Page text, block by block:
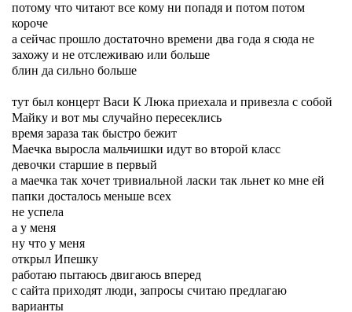
потому что читают все кому ни попадя и потом потом
короче
а сейчас прошло достаточно времени два года я сюда не
захожу и не отслеживаю или больше
блин да сильно больше
тут был концерт Васи К Люка приехала и привезла с собой
Майку и вот мы случайно пересеклись
время зараза так быстро бежит
Маечка выросла мальчишки идут во второй класс
девочки старшие в первый
а маечка так хочет тривиальной ласки так льнет ко мне ей
папки досталось меньше всех
не успела
а у меня
ну что у меня
открыл Ипешку
работаю пытаюсь двигаюсь вперед
с сайта приходят люди, запросы считаю предлагаю
варианты